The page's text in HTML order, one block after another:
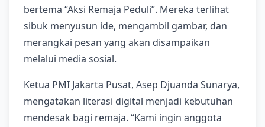
bertema “Aksi Remaja Peduli”. Mereka terlihat
sibuk menyusun ide, mengambil gambar, dan
merangkai pesan yang akan disampaikan
melalui media sosial.
Ketua PMI Jakarta Pusat, Asep Djuanda Sunarya,
mengatakan literasi digital menjadi kebutuhan
mendesak bagi remaja. “Kami ingin anggota